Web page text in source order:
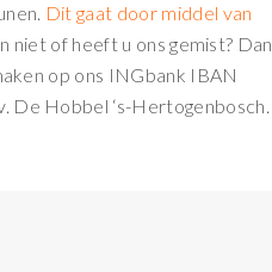
Dit gaat door middel van
niet of heeft u ons gemist? Dan
op ons INGbank IBAN
De Hobbel ‘s-Hertogenbosch.